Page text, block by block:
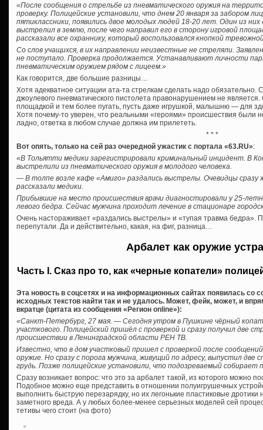
«После сообщения о стрельбе из пневматического оружия на
проверку. Полицейские установили, что днем 20 января за забором
пятиклассники, появились двое молодых людей 18-20 лет. Один из
выстрелил в землю, после чего направил его в сторону игровой
рассказали все охраннику, который воспользовался кнопкой
Со слов учащихся, в их направлении неизвестные не стреляли.
не поступало. Проверка продолжается. Устанавливают личности
пневматическим оружием рядом с лицеем.»
Как говорится, две большие разницы…
Хотя адекватное ситуации ата-та стрелкам сделать надо обязательно.
джоулевого пневматического пистолета правонарушением не
площадкой и тем более пугать, пусть даже игрушкой, малышню — для
Хотя почему-то уверен, что реальными «героями» происшествия были
ладно, ответка в любом случае должна им прилететь.
* * *
Вот опять, только на сей раз очередной ужастик с портала «63.RU»:
«В Тольятти медики зарегистрировали криминальный инцидент. В
выстрелили из пневматического оружия в молодого человека.
— В толпе возле кафе «Амиго» раздались выстрелы. Очевидцы
рассказали медики.
Прибывшие на место происшествия врачи диагностировали у 25-
левого бедра. Сейчас мужчина проходит лечение в стационаре
Очень настораживает «раздались выстрелы» и «тупая травма бедра».
перепутали. Да и действительно, какая, на фиг, разница…
Арбалет как оружие
Часть I. Сказ про то, как «черные копатели»
Эта новость в соцсетях и на информационных сайтах появилась со
исходных текстов найти так и не удалось. Может, фейк, может, и
вкратце (цитата из сообщения «Регион online»):
«Санкт-Петербург, 27 мая. — Сегодня утром в Пушкине чёрный
участкового. Полицейский пришёл с проверкой и сразу получил две
происшествии в Ленинградской области РЕН ТВ.
Известно, что в дом участковый пришел с проверкой после
оружие. Но сразу с порога мужчина, живущий по адресу, выпустил
грудь. Позже полицейские установили, что подозреваемый
Сразу возникает вопрос: что это за арбалет такой, из которого можно
Подобное можно еще представить в отношении полуигрушечных
выполнить быструю перезарядку, но их легонькие пластиковые дротики
заметного вреда. А у любых более-менее серьезных моделей сей
тетивы чего стоит (на фото)